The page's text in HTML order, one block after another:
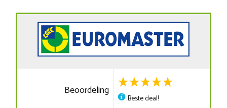
Beoordeling
Beste deal!